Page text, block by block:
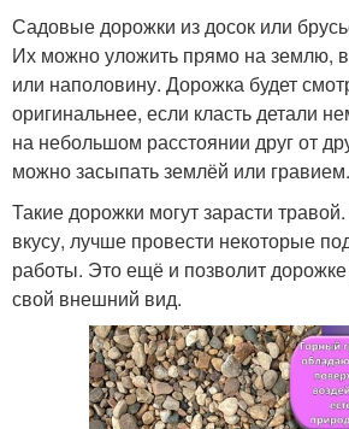
Садовые дорожки из досок или
Их можно уложить прямо на землю,
или наполовину. Дорожка будет
оригинальнее, если класть детали
на небольшом расстоянии друг от
можно засыпать землёй или гравием.
Такие дорожки могут зарасти
вкусу, лучше провести некоторые
работы. Это ещё и позволит
свой внешний вид.